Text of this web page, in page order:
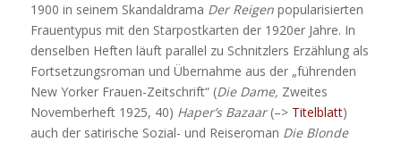
1900 in seinem Skandaldrama Der Reigen popularisierten
Frauentypus mit den Starpostkarten der 1920er Jahre. In
denselben Heften läuft parallel zu Schnitzlers Erzählung als
Fortsetzungsroman und Übernahme aus der „führenden
New Yorker Frauen-Zeitschrift“ (Die Dame, Zweites
Novemberheft 1925, 40) Haper’s Bazaar(–> Titelblatt)
auch der satirische Sozial- und Reiseroman Die Blonde